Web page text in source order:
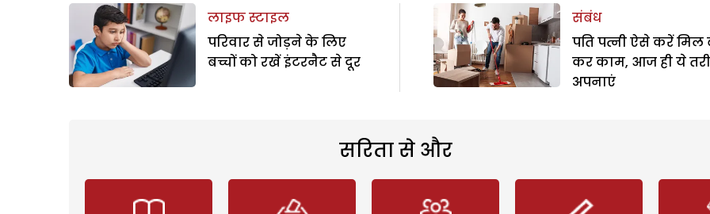
लाइफ स्टाइल
परिवार से जोड़ने के लिए
बच्चों को रखें इंटरनैट से दूर
संबंध
पति पत्नी ऐसे करें मिल
कर काम, आज ही ये
अपनाएं
सरिता से और